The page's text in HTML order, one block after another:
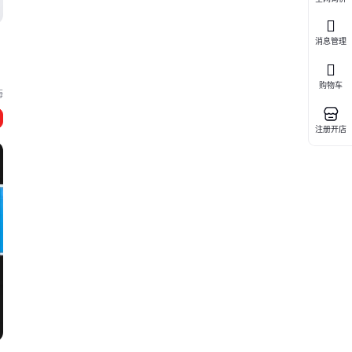
消息管理
购物车
注册开店